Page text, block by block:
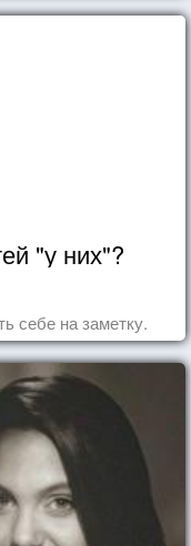
"у них"?
себе на заметку.